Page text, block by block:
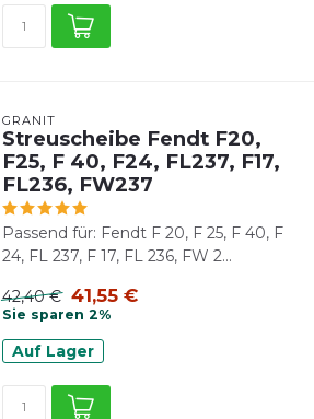
GRANIT
Streuscheibe Fendt F20,
F25, F 40, F24, FL237, F17,
FL236, FW237
Passend für: Fendt F 20, F 25, F 40, F
24, FL 237, F 17, FL 236, FW 2...
42,40 € 41,55 €
Sie sparen 2%
Auf Lager